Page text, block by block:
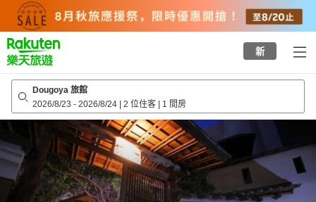
top
page
新
Dougoya 旅館
2026/8/23 - 2026/8/24 | 2 位住客 | 1 間房